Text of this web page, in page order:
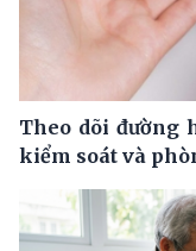
Theo dõi đường
kiểm soát và